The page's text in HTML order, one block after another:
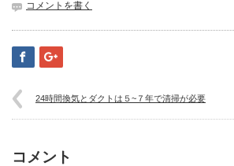
コメントを書く
24時間換気とダクトは５~７年で清掃が必要
コメント